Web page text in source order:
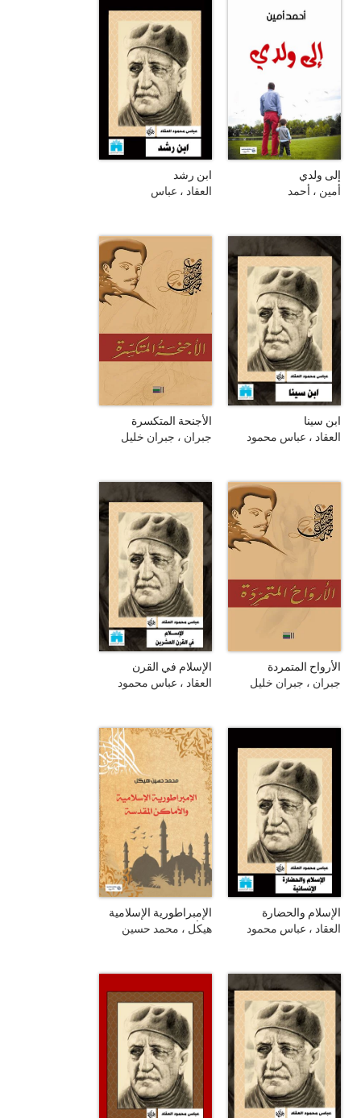
إلى ولدي
أمين ، أحمد
ابن رشد
العقاد ، عباس
ابن سينا
العقاد ، عباس محمود
الأجنحة المتكسرة
جبران ، جبران خليل
الأرواح المتمردة
جبران ، جبران خليل
الإسلام في القرن
العشرين
العقاد ، عباس محمود
الإسلام والحضارة
الإنسانية
العقاد ، عباس محمود
الإمبراطورية الإسلامية
والأماكن المقدسة
هيكل ، محمد حسين